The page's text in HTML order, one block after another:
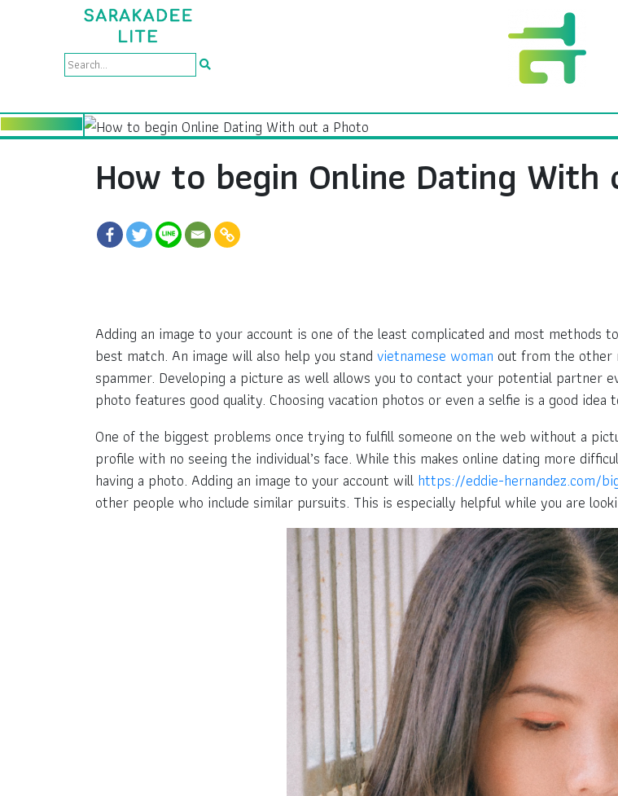
How to begin Online Dating
Adding an image to your account is one of the least complicated and most methods
best match. An image will also help you stand vietnamese woman out from the other
spammer. Developing a picture as well allows you to contact your potential
photo features good quality. Choosing vacation photos or even a selfie is a good
One of the biggest problems once trying to fulfill someone on the web without a
profile with no seeing the individual’s face. While this makes online dating more
having a photo. Adding an image to your account will https://eddie-hernandez.com/
other people who include similar pursuits. This is especially helpful while you are